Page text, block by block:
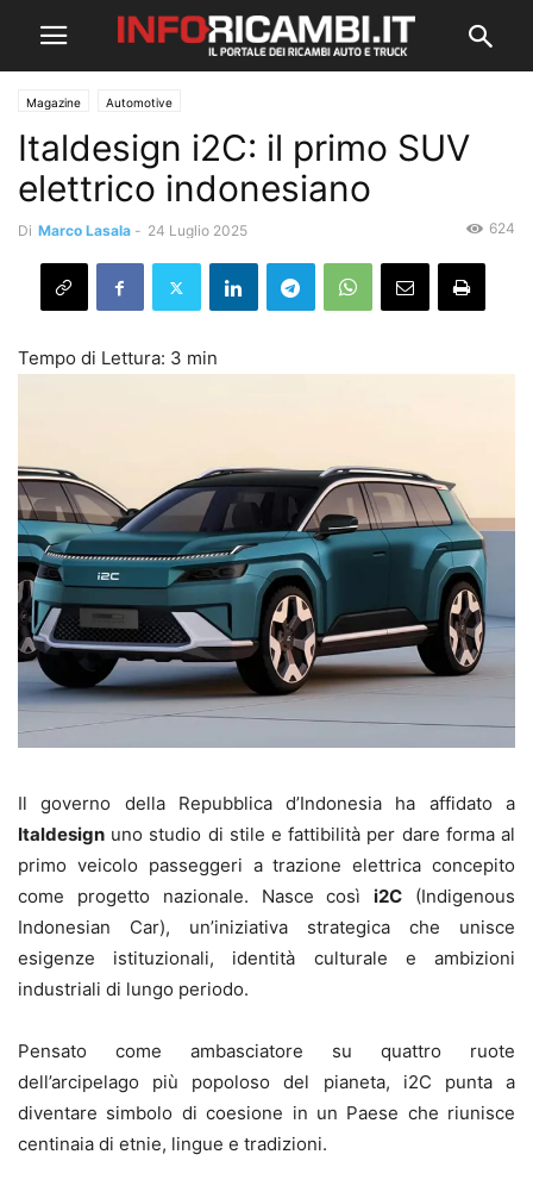
Magazine Automotive
Italdesign i2C: il primo SUV
elettrico indonesiano
Di Marco Lasala - 24 Luglio 2025 624
Il governo della Repubblica d’Indonesia ha affidato a
Italdesign uno studio di stile e fattibilità per dare forma al
primo veicolo passeggeri a trazione elettrica concepito
come progetto nazionale. Nasce cosìi2C (Indigenous
Indonesian Car), un’iniziativa strategica che unisce
esigenze istituzionali, identità culturale e ambizioni
industriali di lungo periodo.
Pensato come ambasciatore su quattro ruote
dell’arcipelago più popoloso del pianeta, i2C punta a
diventare simbolo di coesione in un Paese che riunisce
centinaia di etnie, lingue e tradizioni.